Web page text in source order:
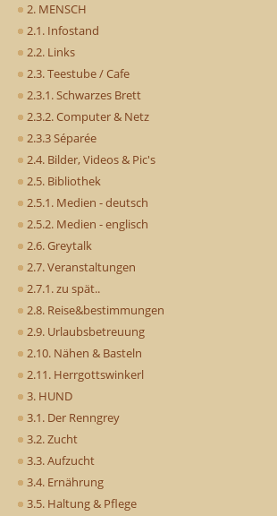
2. MENSCH
2.1. Infostand
2.2. Links
2.3. Teestube / Cafe
2.3.1. Schwarzes Brett
2.3.2. Computer & Netz
2.3.3 Séparée
2.4. Bilder, Videos & Pic's
2.5. Bibliothek
2.5.1. Medien - deutsch
2.5.2. Medien - englisch
2.6. Greytalk
2.7. Veranstaltungen
2.7.1. zu spät..
2.8. Reise&bestimmungen
2.9. Urlaubsbetreuung
2.10. Nähen & Basteln
2.11. Herrgottswinkerl
3. HUND
3.1. Der Renngrey
3.2. Zucht
3.3. Aufzucht
3.4. Ernährung
3.5. Haltung & Pflege